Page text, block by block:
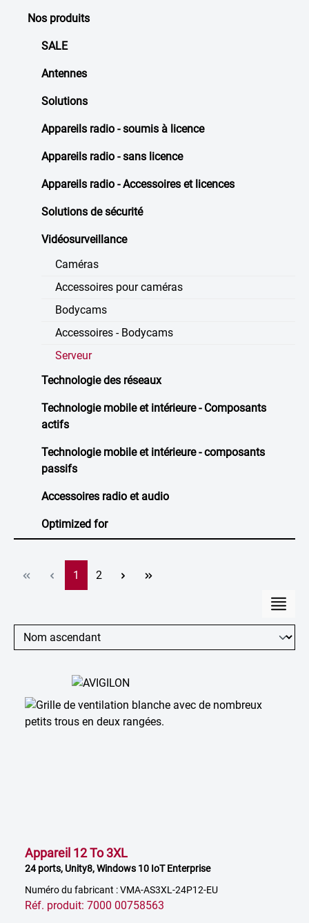
Nos produits
SALE
Antennes
Solutions
Appareils radio - soumis à licence
Appareils radio - sans licence
Appareils radio - Accessoires et licences
Solutions de sécurité
Vidéosurveillance
Caméras
Accessoires pour caméras
Bodycams
Accessoires - Bodycams
Serveur
Technologie des réseaux
Technologie mobile et intérieure - Composants
actifs
Technologie mobile et intérieure - composants
passifs
Accessoires radio et audio
Optimized for
Page
1 Page
2
Appareil 12 To 3XL
24 ports, Unity8, Windows 10 IoT Enterprise
Numéro du fabricant : VMA-AS3XL-24P12-EU
Réf. produit: 7000 00758563